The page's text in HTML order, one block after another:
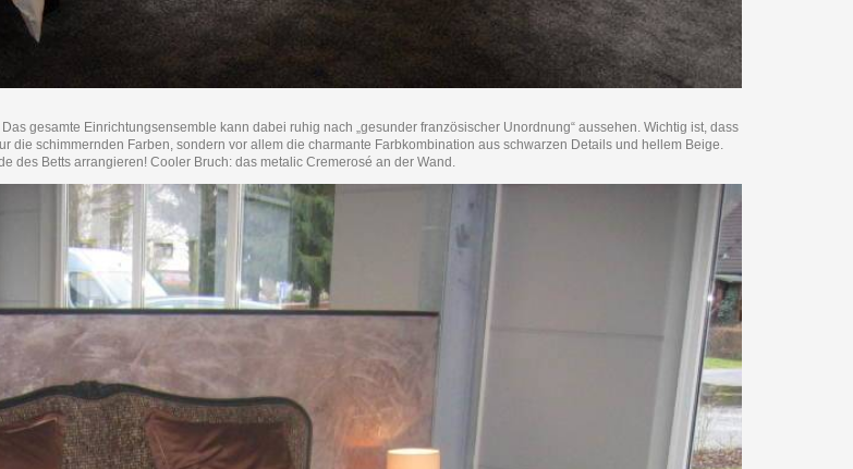
gesamte Einrichtungsensemble kann dabei ruhig nach „gesunder französischer Unordnung“ aussehen. Wichtig ist, dass
die schimmernden Farben, sondern vor allem die charmante Farbkombination aus schwarzen Details und hellem Beige.
des Betts arrangieren! Cooler Bruch: das metalic Cremerosé an der Wand.